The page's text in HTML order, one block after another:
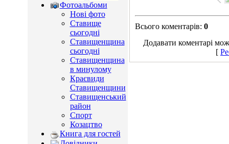
Фотоальбоми
Нові фото
Ставище
сьогодні
Ставищенщина
сьогодні
Ставищенщина
в минулому
Краєвиди
Ставищенщини
Ставищенський
район
Спорт
Козацтво
Книга для гостей
Всього коментарів: 0
Додавати коментарі
[